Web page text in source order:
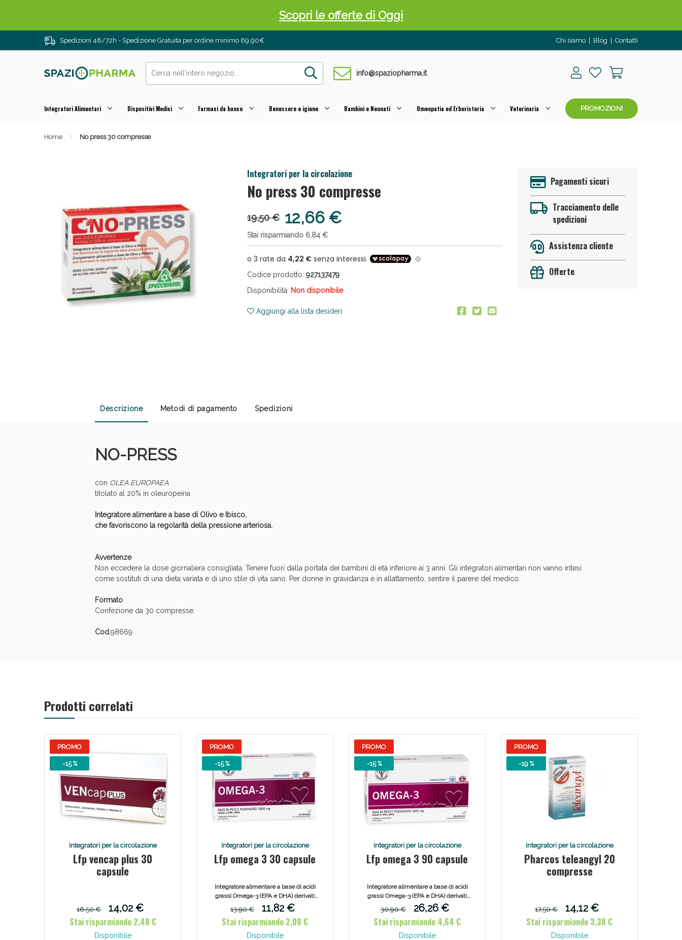
Spedizioni 48/72h - Spedizione Gratuita per ordine minimo 89,90€ Chi siamo Blog Contatti
info@spaziopharma.it
Integratori Alimentari Dispositivi Medici Farmaci da banco Benessere e igiene Bambini e Neonati Omeopatia ed Erboristeria Veterinaria PROMOZIONI
Home No press 30 compresse
Integratori per la circolazione
No press 30 compresse
19,50 € 12,66 €
Stai risparmiando 6,84 €
Codice prodotto: 927137479
Disponibilità: Non disponibile
Aggiungi alla lista desideri
Pagamenti sicuri
Tracciamento delle
spedizioni
Assistenza cliente
Offerte
Descrizione Metodi di pagamento Spedizioni
NO-PRESS
con OLEA EUROPAEA
titolato al 20% in oleuropeina
Integratore alimentare a base di Olivo e Ibisco,
che favoriscono la regolarità della pressione arteriosa.
Avvertenze
Non eccedere la dose giornaliera consigliata. Tenere fuori dalla portata dei bambini di età inferiore ai 3 anni. Gli integratori alimentari non vanno intesi
come sostituti di una dieta variata e di uno stile di vita sano. Per donne in gravidanza e in allattamento, sentire il parere del medico.
Formato
Confezione da 30 compresse.
Cod.98669
Prodotti correlati
PROMO
-15 %
Integratori per la circolazione
Lfp vencap plus 30
capsule
16,50 €
14,02 €
Stai risparmiando 2,48 €
Disponibile
PROMO
-15 %
Integratori per la circolazione
Lfp omega 3 30 capsule
Integratore alimentare a base di acidi
grassi Omega-3 (EPA e DHA) derivati
dall’Olio di pesce purificato. Senza
glutine
13,90 €
11,82 €
Stai risparmiando 2,08 €
Disponibile
PROMO
-15 %
Integratori per la circolazione
Lfp omega 3 90 capsule
Integratore alimentare a base di acidi
grassi Omega-3 (EPA e DHA) derivati
dall’Olio di pesce purificato. Senza
glutine.
30,90 €
26,26 €
Stai risparmiando 4,64 €
Disponibile
PROMO
-19 %
Integratori per la circolazione
Pharcos teleangyl 20
compresse
17,50 €
14,12 €
Stai risparmiando 3,38 €
Disponibile
Scopri le offerte di Oggi
Drenanti e Pancia Piatta: Sconti fino al 55% validi solo per OGGI!
Salini e Multivitaminici: oggi Sconto extra fino al 50%!
Sconto fino al 55% disponibile oggi!
Vie Urinarie e Prostata: Sconti fino al 45% oggi!